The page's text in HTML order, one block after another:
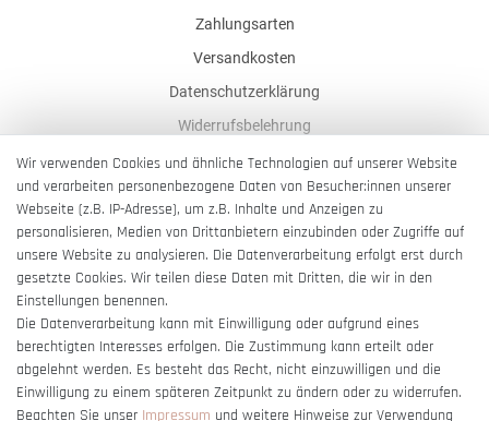
Zahlungsarten
Versandkosten
Datenschutzerklärung
Widerrufsbelehrung
AGB
Impressum
Barrierefreiheitserklärung
Vertrag widerrufen
Wir verwenden Cookies und ähnliche Technologien auf unserer Website
und verarbeiten personenbezogene Daten von Besucher:innen unserer
Webseite (z.B. IP-Adresse), um z.B. Inhalte und Anzeigen zu
personalisieren, Medien von Drittanbietern einzubinden oder Zugriffe auf
unsere Website zu analysieren. Die Datenverarbeitung erfolgt erst durch
gesetzte Cookies. Wir teilen diese Daten mit Dritten, die wir in den
Einstellungen benennen.
Die Datenverarbeitung kann mit Einwilligung oder aufgrund eines
berechtigten Interesses erfolgen. Die Zustimmung kann erteilt oder
abgelehnt werden. Es besteht das Recht, nicht einzuwilligen und die
Einwilligung zu einem späteren Zeitpunkt zu ändern oder zu widerrufen.
Beachten Sie unser Impressum und weitere Hinweise zur Verwendung